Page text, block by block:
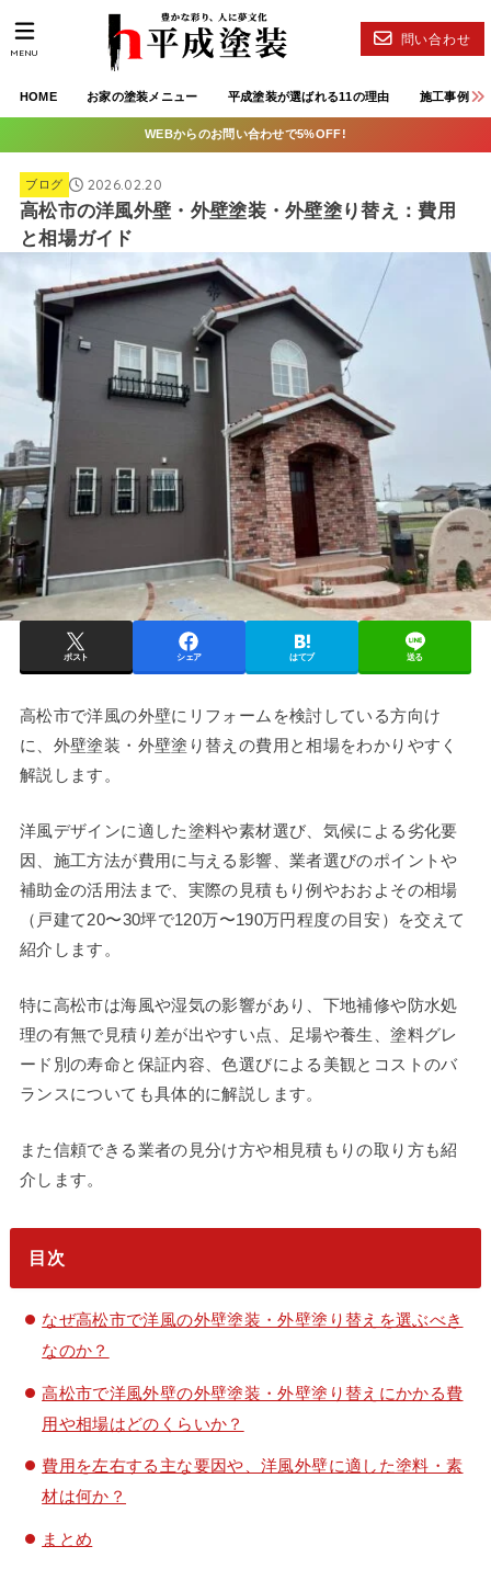
HOME お家の塗装メニュー 平成塗装が選ばれる11の理由 施工事例
問い合わせ
MENU
WEBからのお問い合わせで5%OFF!
ブログ 2026.02.20
高松市の洋風外壁・外壁塗装・外壁塗り替え：費用
と相場ガイド
ポスト シェア はてブ 送る
高松市で洋風の外壁にリフォームを検討している方向け
に、外壁塗装・外壁塗り替えの費用と相場をわかりやすく
解説します。
洋風デザインに適した塗料や素材選び、気候による劣化要
因、施工方法が費用に与える影響、業者選びのポイントや
補助金の活用法まで、実際の見積もり例やおおよその相場
（戸建て20〜30坪で120万〜190万円程度の目安）を交えて
紹介します。
特に高松市は海風や湿気の影響があり、下地補修や防水処
理の有無で見積り差が出やすい点、足場や養生、塗料グレ
ード別の寿命と保証内容、色選びによる美観とコストのバ
ランスについても具体的に解説します。
また信頼できる業者の見分け方や相見積もりの取り方も紹
介します。
目次
なぜ高松市で洋風の外壁塗装・外壁塗り替えを選ぶべき
なのか？
高松市で洋風外壁の外壁塗装・外壁塗り替えにかかる費
用や相場はどのくらいか？
費用を左右する主な要因や、洋風外壁に適した塗料・素
材は何か？
まとめ